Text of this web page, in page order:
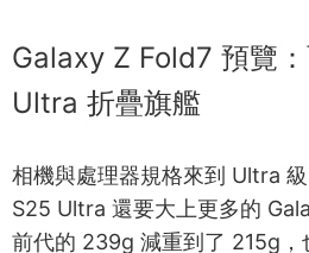
Galaxy Z Fold7 預覽
Ultra 折疊旗艦
相機與處理器規格來到 Ultra
S25 Ultra 還要大上更多的
前代的 239g 減重到了 215g